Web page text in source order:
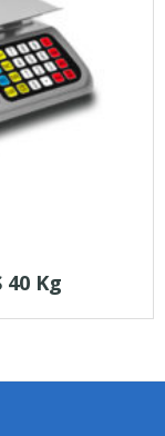
40 Kg